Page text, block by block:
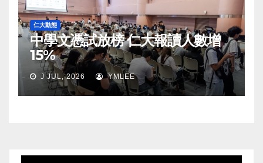
仁大動態
中學文憑試放榜 仁大報讀人數增
15%
J JUL, 2026 YMLEE